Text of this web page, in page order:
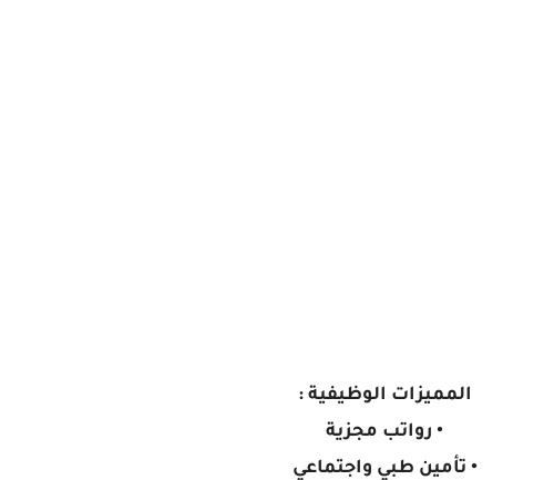
المميزات الوظيفية :
• رواتب مجزية
• تأمين طبي واجتماعي